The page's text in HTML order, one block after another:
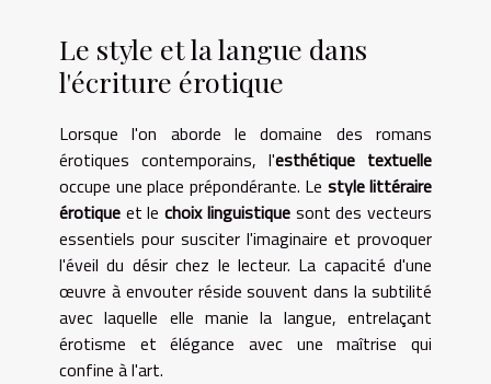
Le style et la langue dans
l'écriture érotique
Lorsque l'on aborde le domaine des romans
érotiques contemporains, l'esthétique textuelle
occupe une place prépondérante. Le style littéraire
érotique et lechoix linguistiquesont des vecteurs
essentiels pour susciter l'imaginaire et provoquer
l'éveil du désir chez le lecteur. La capacité d'une
œuvre à envouter réside souvent dans la subtilité
avec laquelle elle manie la langue, entrelaçant
érotisme et élégance avec une maîtrise qui
confine à l'art.